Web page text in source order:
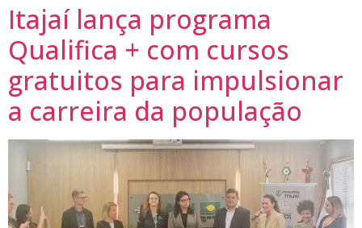
Itajaí lança programa
Qualifica + com cursos
gratuitos para impulsionar
a carreira da população